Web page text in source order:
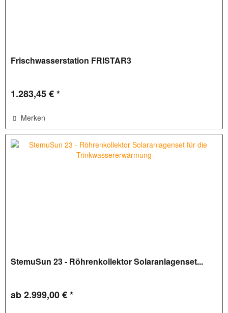
Frischwasserstation FRISTAR3
1.283,45 € *
Merken
StemuSun 23 - Röhrenkollektor Solaranlagenset...
ab 2.999,00 € *